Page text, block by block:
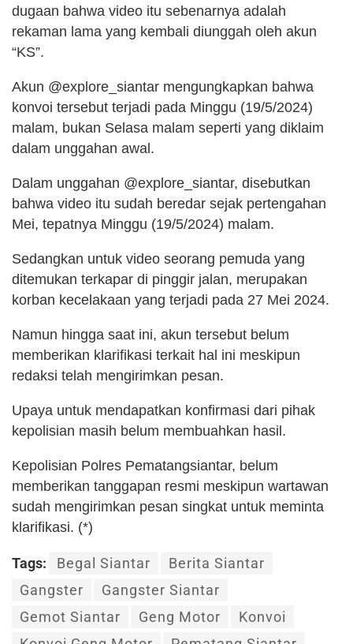
dugaan bahwa video itu sebenarnya adalah
rekaman lama yang kembali diunggah oleh akun
“KS”.
Akun @explore_siantar mengungkapkan bahwa
konvoi tersebut terjadi pada Minggu (19/5/2024)
malam, bukan Selasa malam seperti yang diklaim
dalam unggahan awal.
Dalam unggahan @explore_siantar, disebutkan
bahwa video itu sudah beredar sejak pertengahan
Mei, tepatnya Minggu (19/5/2024) malam.
Sedangkan untuk video seorang pemuda yang
ditemukan terkapar di pinggir jalan, merupakan
korban kecelakaan yang terjadi pada 27 Mei 2024.
Namun hingga saat ini, akun tersebut belum
memberikan klarifikasi terkait hal ini meskipun
redaksi telah mengirimkan pesan.
Upaya untuk mendapatkan konfirmasi dari pihak
kepolisian masih belum membuahkan hasil.
Kepolisian Polres Pematangsiantar, belum
memberikan tanggapan resmi meskipun wartawan
sudah mengirimkan pesan singkat untuk meminta
klarifikasi. (*)
Tags: Begal Siantar
Berita Siantar
Gangster
Gangster Siantar
Gemot Siantar
Geng Motor
Konvoi